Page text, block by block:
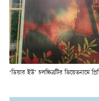
‘ডিয়ার ইউ’ চলচ্চিত্রটির ভিয়েতনামে